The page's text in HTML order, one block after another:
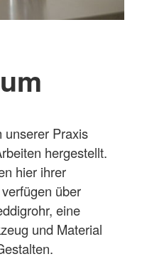
unserer Praxis
hergestellt.
hier ihrer
über
eine
und Material